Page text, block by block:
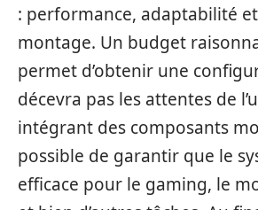
: performance, adaptabilité
montage. Un budget
permet d’obtenir une
décevra pas les attentes de
intégrant des composants
possible de garantir que le
efficace pour le gaming, le